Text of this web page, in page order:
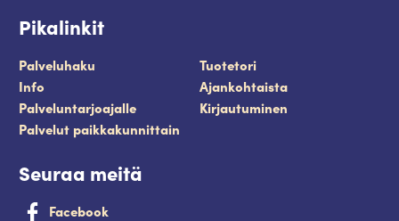
Pikalinkit
Palveluhaku
Tuotetori
Info
Ajankohtaista
Palveluntarjoajalle
Kirjautuminen
Palvelut paikkakunnittain
Seuraa meitä
Facebook